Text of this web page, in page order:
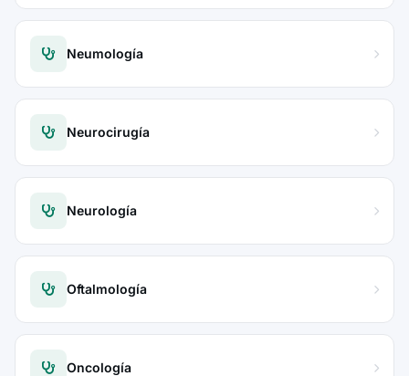
Neumología
Neurocirugía
Neurología
Oftalmología
Oncología